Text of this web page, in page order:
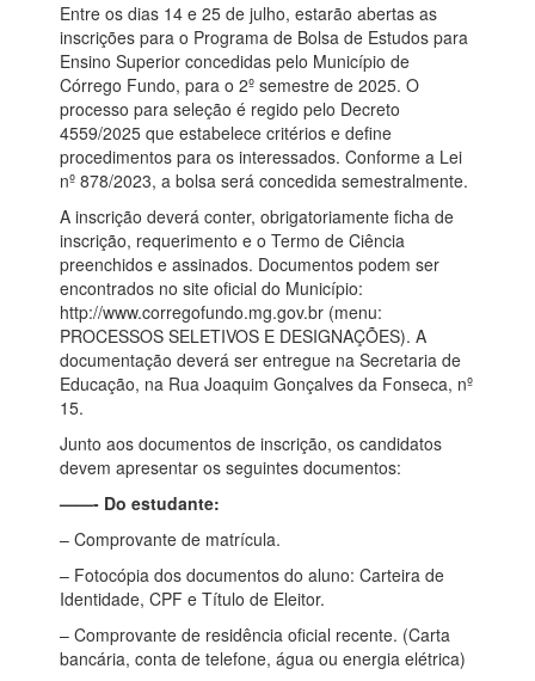
Entre os dias 14 e 25 de julho, estarão abertas as
inscrições para o Programa de Bolsa de Estudos para
Ensino Superior concedidas pelo Município de
Córrego Fundo, para o 2º semestre de 2025. O
processo para seleção é regido pelo Decreto
4559/2025 que estabelece critérios e define
procedimentos para os interessados. Conforme a Lei
nº 878/2023, a bolsa será concedida semestralmente.
A inscrição deverá conter, obrigatoriamente ficha de
inscrição, requerimento e o Termo de Ciência
preenchidos e assinados. Documentos podem ser
encontrados no site oficial do Município:
http://www.corregofundo.mg.gov.br (menu:
PROCESSOS SELETIVOS E DESIGNAÇÕES). A
documentação deverá ser entregue na Secretaria de
Educação, na Rua Joaquim Gonçalves da Fonseca, nº
15.
Junto aos documentos de inscrição, os candidatos
devem apresentar os seguintes documentos:
——- Do estudante:
– Comprovante de matrícula.
– Fotocópia dos documentos do aluno: Carteira de
Identidade, CPF e Título de Eleitor.
– Comprovante de residência oficial recente. (Carta
bancária, conta de telefone, água ou energia elétrica)